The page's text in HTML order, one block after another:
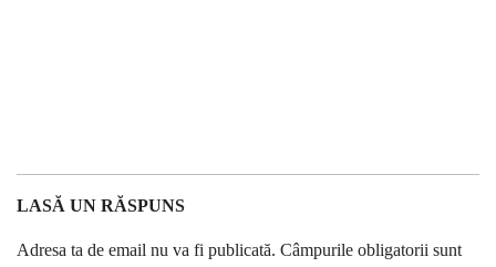
LASĂ UN RĂSPUNS
Adresa ta de email nu va fi publicată. Câmpurile obligatorii sunt